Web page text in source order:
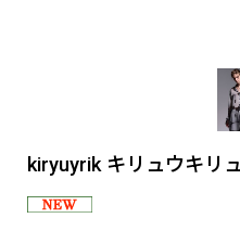
kiryuyrik キリュウキリ